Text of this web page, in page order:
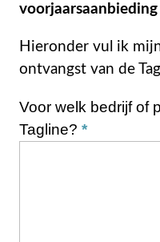
Hieronder vul ik
ontvangst van de
Voor welk bedrijf of
Tagline?